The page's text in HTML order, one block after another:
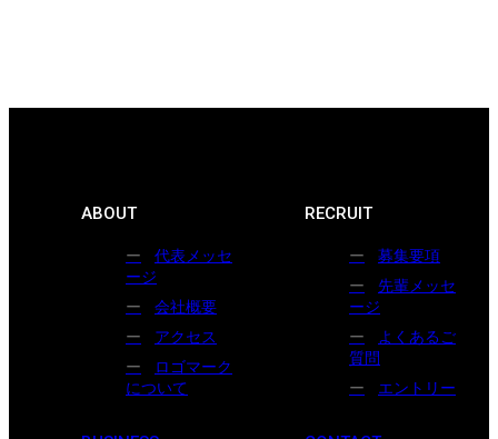
ABOUT
代表メッセ
ージ
会社概要
アクセス
ロゴマーク
について
RECRUIT
募集要項
先輩メッセ
ージ
よくあるご
質問
エントリー